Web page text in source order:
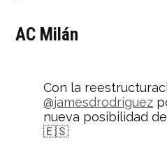
AC Milán
Con la
@jamesdrodriguez
nueva posibilidad
🇪🇸